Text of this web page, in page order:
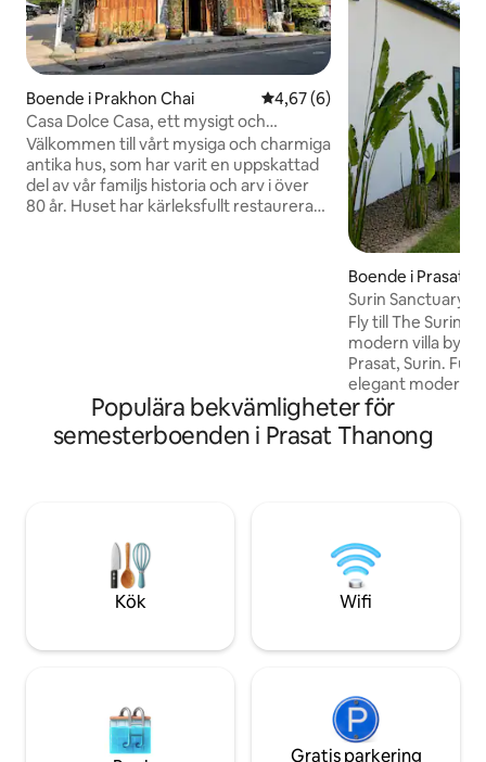
Boende i Prakhon Chai 4,67 av 5 i genomsnittligt
4,67 (6)
Casa Dolce Casa, ett mysigt och
charmigt antikvitetshus
Välkommen till vårt mysiga och charmiga
antika hus, som har varit en uppskattad
del av vår familjs historia och arv i över
80 år. Huset har kärleksfullt restaurerats
Boende i Prasat
Surin Sanctuary –
sovrum vid
Fly till The Surin
modern villa
Prasat, Surin.
elegant modern
privat kontor, 2
vardagsrum,
och en täckt
och en autentisk
borta från den
Populära bekvämligheter för
semesterboenden i Prasat Thanong
Kök Wifi
Gratis parkering